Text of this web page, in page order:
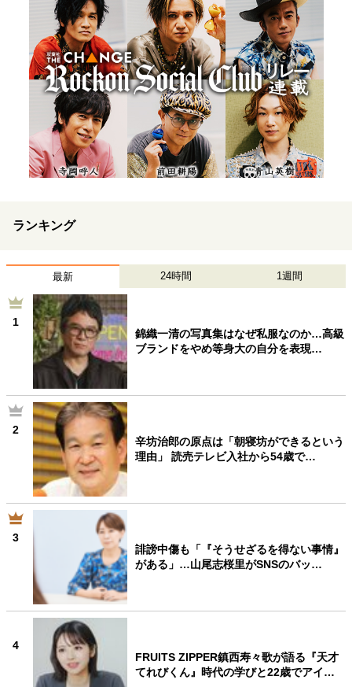
ランキング
最新 24時間 1週間
1
錦織一清の写真集はなぜ私服なのか…高級
ブランドをやめ等身大の自分を表現…
2
辛坊治郎の原点は「朝寝坊ができるという
理由」 読売テレビ入社から54歳で…
3
誹謗中傷も「『そうせざるを得ない事情』
がある」…山尾志桜里がSNSのバッ…
4
FRUITS ZIPPER鎮西寿々歌が語る『天才
てれびくん』時代の学びと22歳でアイ…